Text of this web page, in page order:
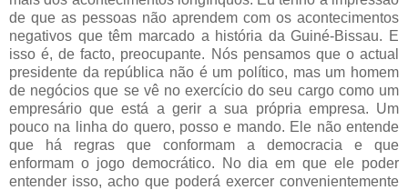
de que as pessoas não aprendem com os acontecimentos
negativos que têm marcado a história da Guiné-Bissau. E
isso é, de facto, preocupante. Nós pensamos que o actual
presidente da república não é um político, mas um homem
de negócios que se vê no exercício do seu cargo como um
empresário que está a gerir a sua própria empresa. Um
pouco na linha do quero, posso e mando. Ele não entende
que há regras que conformam a democracia e que
enformam o jogo democrático. No dia em que ele poder
entender isso, acho que poderá exercer convenientemente